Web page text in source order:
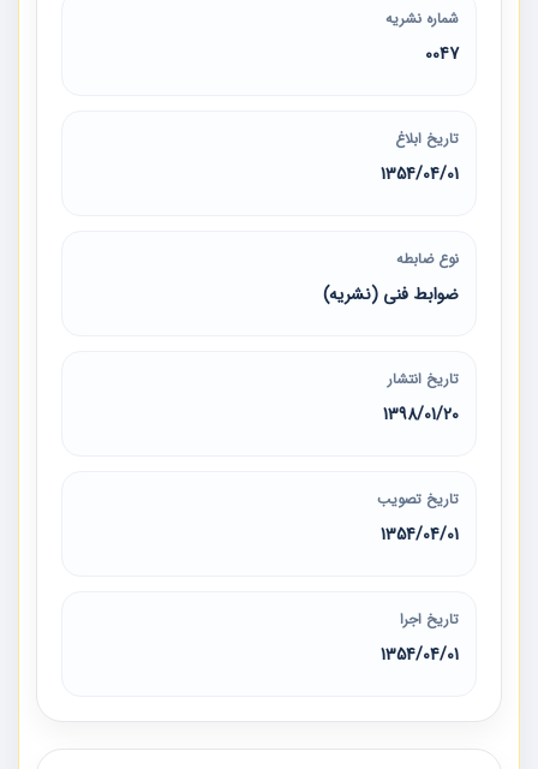
شماره نشریه
0047
تاریخ ابلاغ
1354/04/01
نوع ضابطه
ضوابط فنی (نشریه)
تاریخ انتشار
1398/01/20
تاریخ تصویب
1354/04/01
تاریخ اجرا
1354/04/01